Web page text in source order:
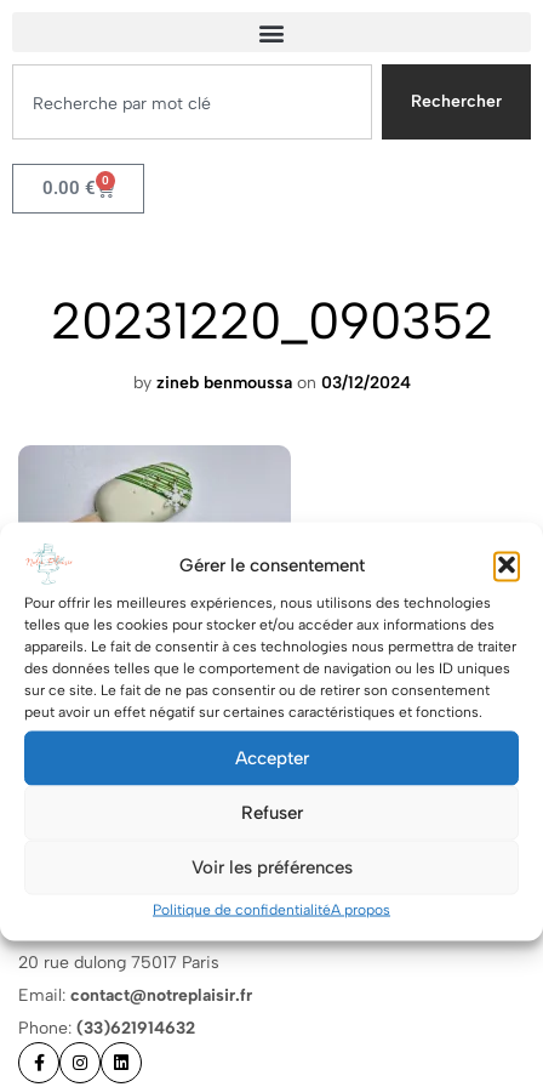
Gérer le consentement
Pour offrir les meilleures expériences, nous utilisons des technologies
telles que les cookies pour stocker et/ou accéder aux informations des
appareils. Le fait de consentir à ces technologies nous permettra de traiter
des données telles que le comportement de navigation ou les ID uniques
sur ce site. Le fait de ne pas consentir ou de retirer son consentement
peut avoir un effet négatif sur certaines caractéristiques et fonctions.
Accepter
Refuser
Voir les préférences
Politique de confidentialitéA propos
Rechercher
0.00 € 0
20231220_090352
by zineb benmoussa on 03/12/2024
20 rue dulong 75017 Paris
Email: contact@notreplaisir.fr
Phone: (33)621914632